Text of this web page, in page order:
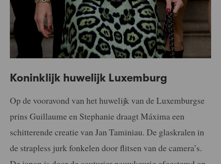
Koninklijk huwelijk Luxemburg
Op de vooravond van het huwelijk van de Luxemburgse
prins Guillaume en Stephanie draagt Máxima een
schitterende creatie van Jan Taminiau. De glaskralen in
de strapless jurk fonkelen door flitsen van de camera’s.